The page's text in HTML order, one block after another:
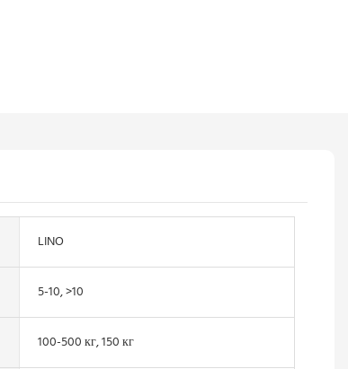
LINO
5-10, >10
100-500 кг, 150 кг